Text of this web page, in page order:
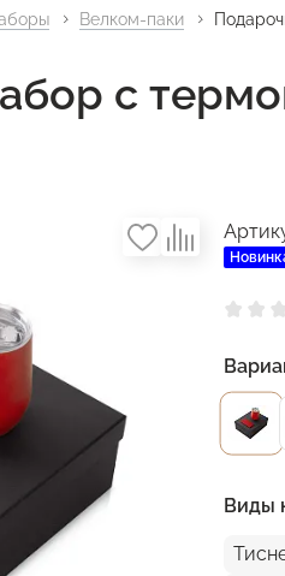
Велком-паки
с
Виды